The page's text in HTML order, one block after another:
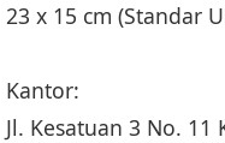
23 x 15 cm (Standar
Kantor:
Jl. Kesatuan 3 No.